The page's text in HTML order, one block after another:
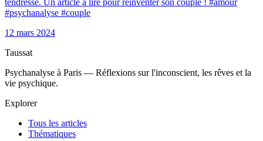
tendresse. Un article à lire pour réinventer son couple ! #amour
#psychanalyse #couple
12 mars 2024
Taussat
Psychanalyse à Paris — Réflexions sur l'inconscient, les rêves et la
vie psychique.
Explorer
Tous les articles
Thématiques